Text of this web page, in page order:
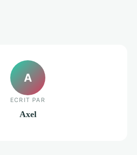
A
ECRIT PAR
Axel